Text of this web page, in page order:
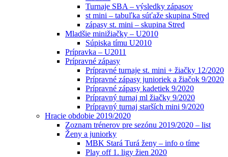
Turnaje SBA – výsledky zápasov
st mini – tabuľka súťaže skupina Stred
zápasy st. mini – skupina Stred
Mladšie minižiačky – U2010
Súpiska tímu U2010
Prípravka – U2011
Prípravné zápasy
Prípravné turnaje st. mini + žiačky 12/2020
Prípravné zápasy junioriek a žiačok 9/2020
Prípravné zápasy kadetiek 9/2020
Prípravný turnaj ml žiačky 9/2020
Prípravný turnaj starších mini 9/2020
Hracie obdobie 2019/2020
Zoznam trénerov pre sezónu 2019/2020 – list
Ženy a juniorky
MBK Stará Turá ženy – info o tíme
Play off 1. ligy žien 2020